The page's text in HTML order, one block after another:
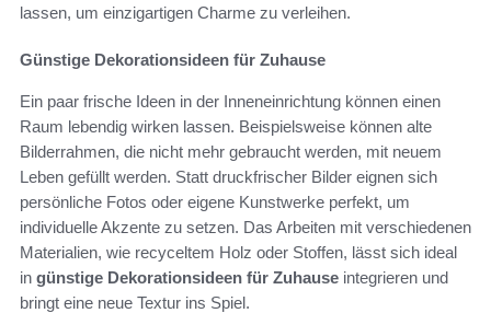
lassen, um einzigartigen Charme zu verleihen.
Günstige Dekorationsideen für Zuhause
Ein paar frische Ideen in der Inneneinrichtung können einen
Raum lebendig wirken lassen. Beispielsweise können alte
Bilderrahmen, die nicht mehr gebraucht werden, mit neuem
Leben gefüllt werden. Statt druckfrischer Bilder eignen sich
persönliche Fotos oder eigene Kunstwerke perfekt, um
individuelle Akzente zu setzen. Das Arbeiten mit verschiedenen
Materialien, wie recyceltem Holz oder Stoffen, lässt sich ideal
in günstige Dekorationsideen für Zuhause integrieren und
bringt eine neue Textur ins Spiel.